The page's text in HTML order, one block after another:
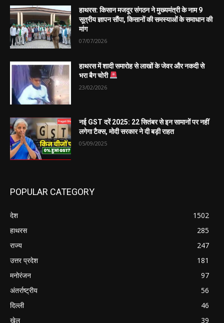
हाथरस: किसान मजदूर संगठन ने मुख्यमंत्री के नाम 9
सूत्रीय ज्ञापन सौंपा, किसानों की समस्याओं के समाधान की
मांग
07/07/2026
हाथरस में शादी समारोह से लाखों के जेवर और नकदी से
भरा बैग चोरी
23/02/2026
नई GST दरें 2025: 22 सितंबर से इन सामानों पर नहीं
लगेगा टैक्स, मोदी सरकार ने दी बड़ी राहत
05/09/2025
POPULAR CATEGORY
देश
1502
हाथरस
285
राज्य
247
उत्तर प्रदेश
181
मनोरंजन
97
अंतर्राष्ट्रीय
56
दिल्ली
46
खेल
39